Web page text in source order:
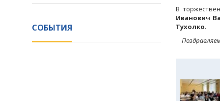
СОБЫТИЯ
В
Иванович
Тухолко.